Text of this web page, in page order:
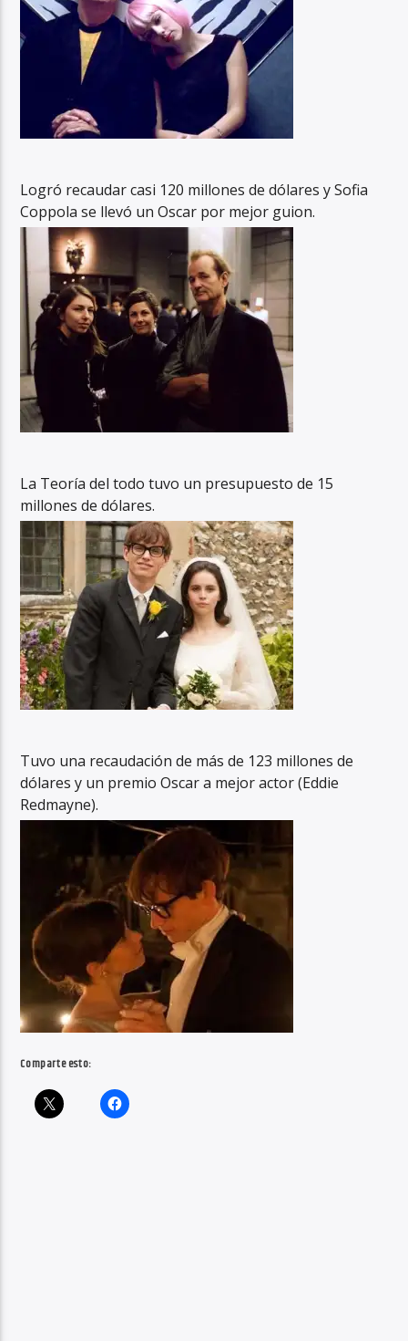
Logró recaudar casi 120 millones de dólares y Sofia
Coppola se llevó un Oscar por mejor guion.
La Teoría del todo tuvo un presupuesto de 15
millones de dólares.
Tuvo una recaudación de más de 123 millones de
dólares y un premio Oscar a mejor actor (Eddie
Redmayne).
Comparte esto: